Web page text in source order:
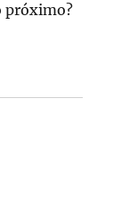
próximo?